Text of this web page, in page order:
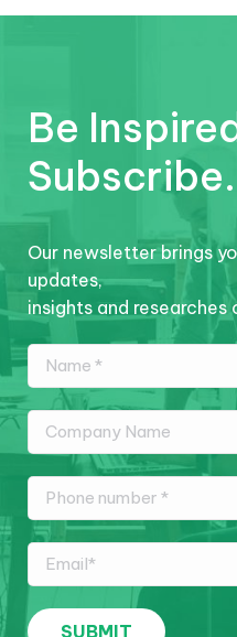
Be
Subscribe.
Our newsletter brings
updates,
insights and researches